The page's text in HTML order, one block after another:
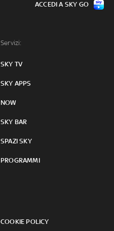
Servizi:
SKY TV
SKY APPS
NOW
SKY BAR
SPAZI SKY
PROGRAMMI
COOKIE POLICY
ACCEDI A SKY GO